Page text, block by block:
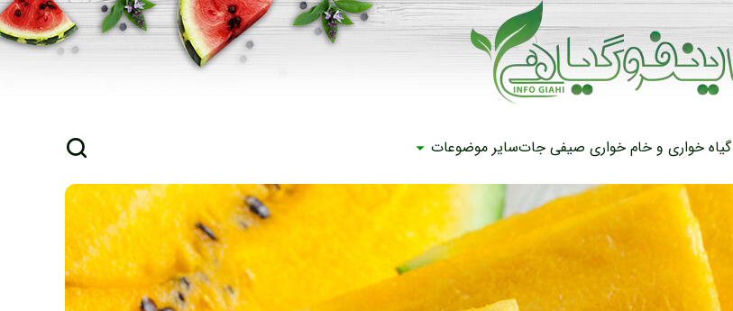
گیاه خواری و خام خواری صیفی جاتسایر موضوعات